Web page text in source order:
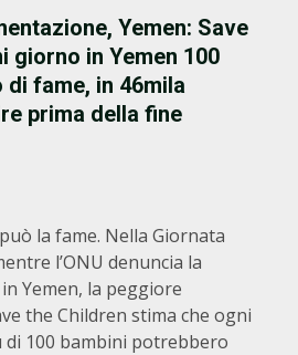
Yemen: Save
giorno in Yemen 100
di fame, in 46mila
prima della fine
la fame. Nella Giornata
l’ONU denuncia la
Yemen, la peggiore
the Children stima che ogni
100 bambini potrebbero